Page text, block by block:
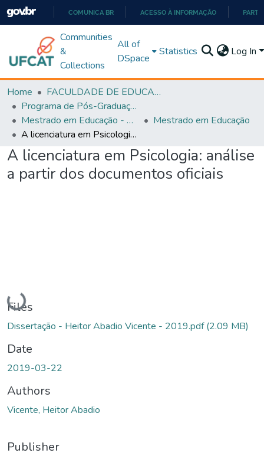
PARA
O
COMUNICA BR ACESSO À INFORMAÇÃO
Communities
&
Collections
All of
DSpace
Statistics Log In
Home
FACULDADE DE EDUCAÇÃO
Programa de Pós-Graduação em Educação (PPGEDUC)
Mestrado em Educação - PPGEDUC
Mestrado em Educação
A licenciatura em Psicologia: análise a partir dos documentos oficiais
A licenciatura em Psicologia: análise
a partir dos documentos oficiais
Loading...
Files
Dissertação - Heitor Abadio Vicente - 2019.pdf(2.09 MB)
Date
2019-03-22
Authors
Vicente, Heitor Abadio
Publisher